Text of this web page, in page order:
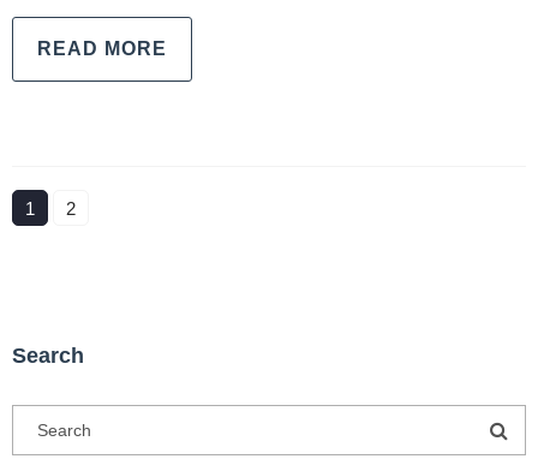
READ MORE
1 2
Search